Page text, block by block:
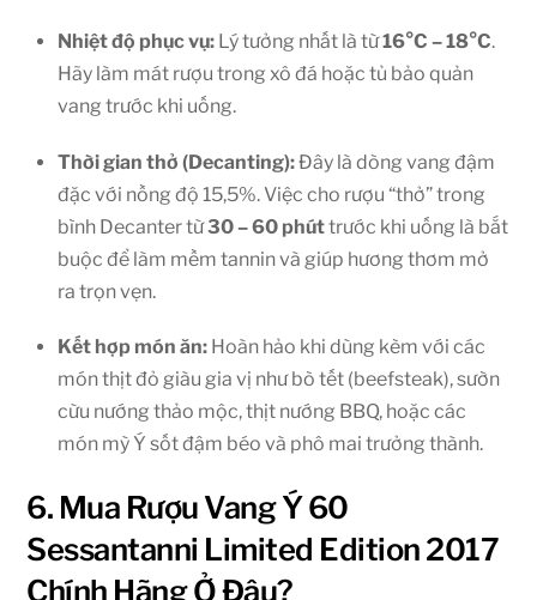
Nhiệt độ phục vụ: Lý tưởng nhất là từ16°C – 18°C.
Hãy làm mát rượu trong xô đá hoặc tủ bảo quản
vang trước khi uống.
Thời gian thở (Decanting):Đây là dòng vang đậm
đặc với nồng độ 15,5%. Việc cho rượu “thở” trong
bình Decanter từ30 – 60 phúttrước khi uống là bắt
buộc để làm mềm tannin và giúp hương thơm mở
ra trọn vẹn.
Kết hợp món ăn: Hoàn hảo khi dùng kèm với các
món thịt đỏ giàu gia vị như bò tết (beefsteak), sườn
cừu nướng thảo mộc, thịt nướng BBQ, hoặc các
món mỳ Ý sốt đậm béo và phô mai trưởng thành.
6. Mua Rượu Vang Ý 60
Sessantanni Limited Edition 2017
Chính Hãng Ở Đâu?